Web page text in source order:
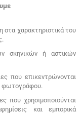
στα χαρακτηριστικά του
σκηνικών ή αστικών
που επικεντρώνονται
φωτογράφου.
που χρησιμοποιούνται
και εμπορικά